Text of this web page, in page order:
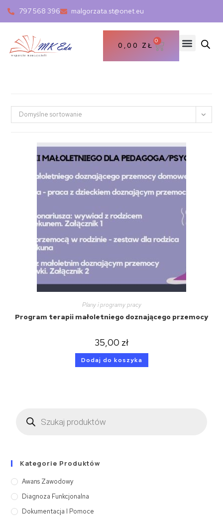
797 568 396 malgorzata.st@onet.eu
0,00 ZŁ
0
Domyślne sortowanie
Plany i programy pracy
Program terapii małoletniego doznającego przemocy
35,00 zł
Dodaj do koszyka
Kategorie Produktów
Awans Zawodowy
Diagnoza Funkcjonalna
Dokumentacja I Pomoce